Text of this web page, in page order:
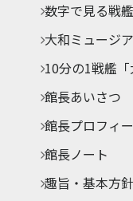
数字で見る戦艦
大和ミュージ
10分の1戦艦「
館長あいさつ
館長プロフィ
館長ノート
趣旨・基本方